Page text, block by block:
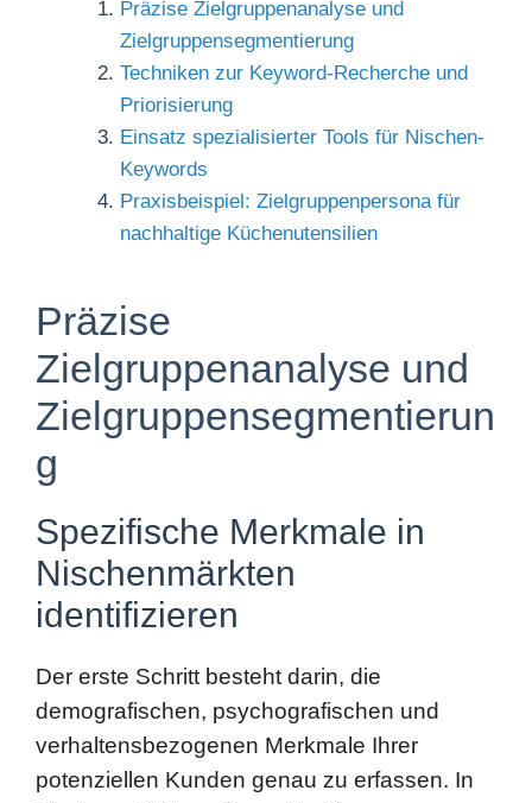
Priorisierung
Einsatz spezialisierter Tools für Nischen-
Keywords
Praxisbeispiel: Zielgruppenpersona für
nachhaltige Küchenutensilien
Präzise
Zielgruppensegmentierun
g
Spezifische Merkmale in
Nischenmärkten
identifizieren
Der erste Schritt besteht darin, die
demografischen, psychografischen und
potenziellen Kunden genau zu erfassen. In
Nischenmärkten wie nachhaltigen
Küchenutensilien sind beispielsweise
Umweltbewusstsein, Interesse an